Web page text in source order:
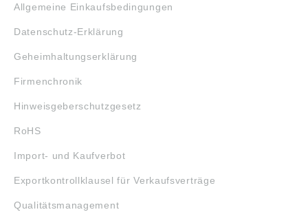
Allgemeine Einkaufsbedingungen
Datenschutz-Erklärung
Geheimhaltungserklärung
Firmenchronik
Hinweisgeberschutzgesetz
RoHS
Import- und Kaufverbot
Exportkontrollklausel für Verkaufsverträge
Qualitätsmanagement